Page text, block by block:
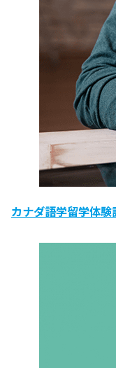
カナダ語学留学体験